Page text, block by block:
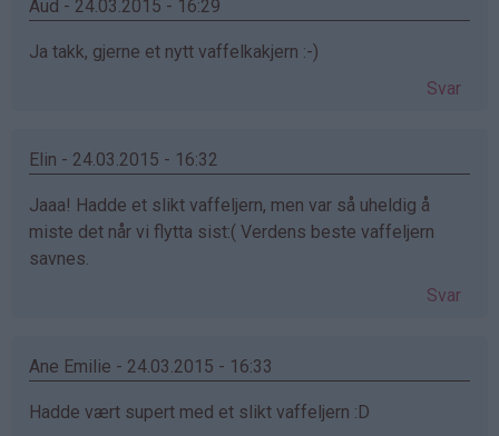
Aud - 24.03.2015 - 16:29
Ja takk, gjerne et nytt vaffelkakjern :-)
Svar
Elin - 24.03.2015 - 16:32
Jaaa! Hadde et slikt vaffeljern, men var så uheldig å
miste det når vi flytta sist:( Verdens beste vaffeljern
savnes.
Svar
Ane Emilie - 24.03.2015 - 16:33
Hadde vært supert med et slikt vaffeljern :D